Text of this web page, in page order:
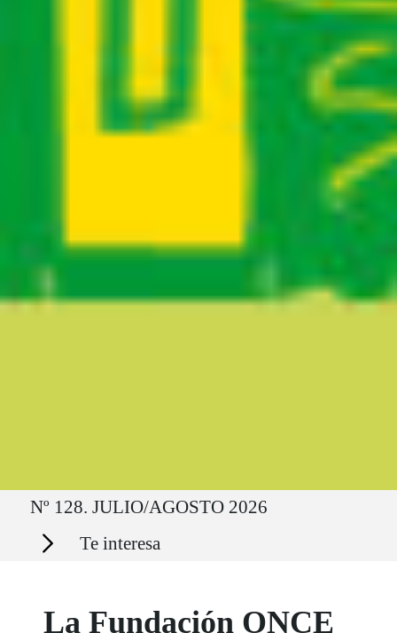
Ruta del sitio
Nº 128. JULIO/AGOSTO 2026
Secciones Te interesa
La Fundación ONCE